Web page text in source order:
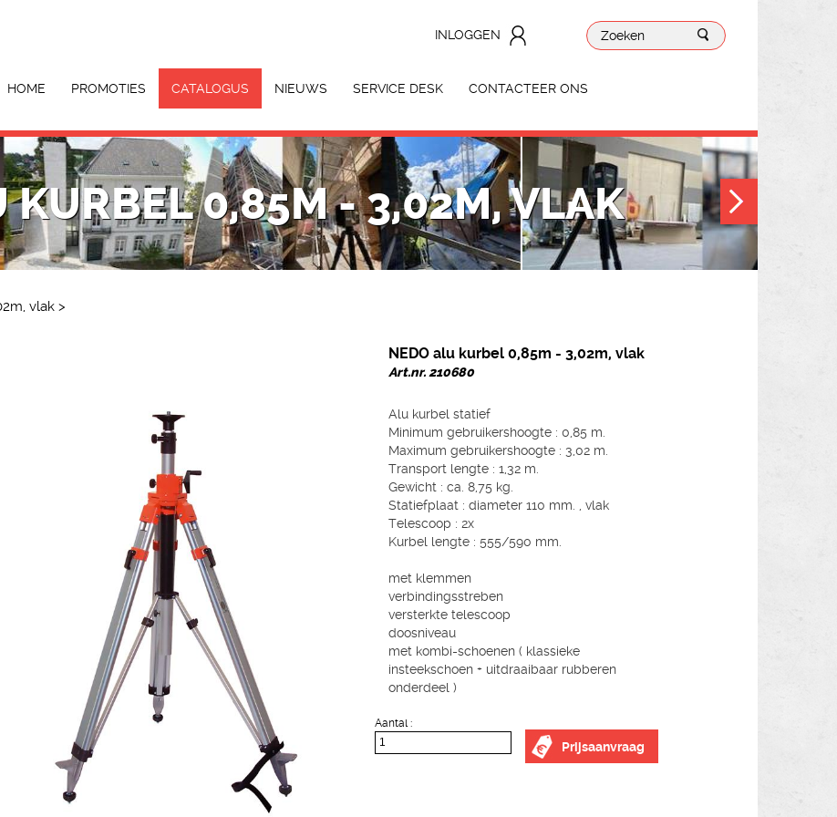
INLOGGEN
HOME PROMOTIES CATALOGUS NIEUWS SERVICE DESK CONTACTEER ONS
KURBEL 0,85M - 3,02M, VLAK
vlak >
NEDO alu kurbel 0,85m - 3,02m, vlak
Art.nr. 210680
Alu kurbel statief
Minimum gebruikershoogte : 0,85 m.
Maximum gebruikershoogte : 3,02 m.
Transport lengte : 1,32 m.
Gewicht : ca. 8,75 kg.
Statiefplaat : diameter 110 mm. , vlak
Telescoop : 2x
Kurbel lengte : 555/590 mm.
met klemmen
verbindingsstreben
versterkte telescoop
doosniveau
met kombi-schoenen ( klassieke
insteekschoen + uitdraaibaar rubberen
onderdeel )
Aantal :
Prijsaanvraag